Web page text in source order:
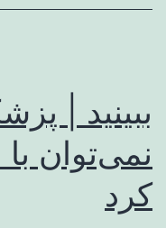
محله‌ها
ببینید |
نمی‌توان
کرد